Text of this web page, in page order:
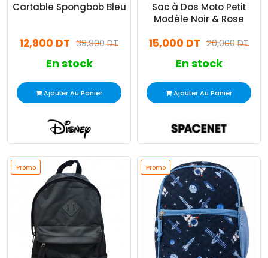
Cartable Spongbob Bleu
39,900 DT
12,900 DT
En stock
Ajouter Au Panier
Sac à Dos Moto Petit
Modèle Noir & Rose
20,000 DT
15,000 DT
En stock
Ajouter Au Panier
Promo Promo